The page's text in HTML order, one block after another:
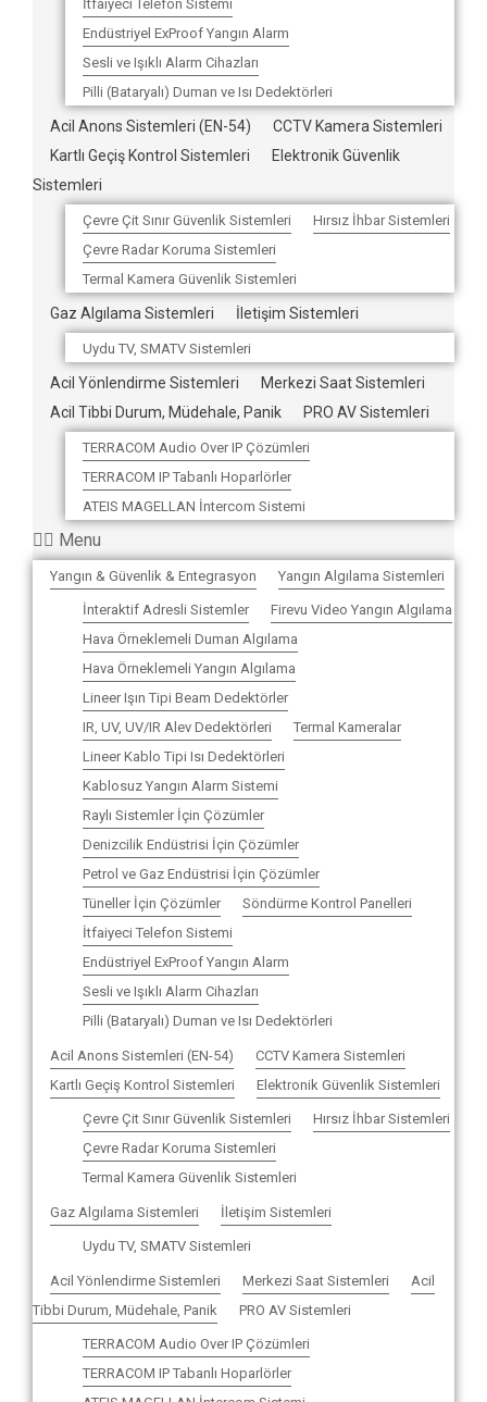
İtfaiyeci Telefon Sistemi
Endüstriyel ExProof Yangın Alarm
Sesli ve Işıklı Alarm Cihazları
Pilli (Bataryalı) Duman ve Isı Dedektörleri
Acil Anons Sistemleri (EN-54)
CCTV Kamera Sistemleri
Kartlı Geçiş Kontrol Sistemleri
Elektronik Güvenlik
Sistemleri
Çevre Çit Sınır Güvenlik Sistemleri
Hırsız İhbar Sistemleri
Çevre Radar Koruma Sistemleri
Termal Kamera Güvenlik Sistemleri
Gaz Algılama Sistemleri İletişim Sistemleri
Uydu TV, SMATV Sistemleri
Acil Yönlendirme Sistemleri
Merkezi Saat Sistemleri
Acil Tibbi Durum, Müdehale, Panik
PRO AV Sistemleri
TERRACOM Audio Over IP Çözümleri
TERRACOM IP Tabanlı Hoparlörler
ATEIS MAGELLAN İntercom Sistemi
Menu
Yangın & Güvenlik & Entegrasyon Yangın Algılama Sistemleri
İnteraktif Adresli Sistemler
Firevu Video Yangın Algılama
Hava Örneklemeli Duman Algılama
Hava Örneklemeli Yangın Algılama
Lineer Işın Tipi Beam Dedektörler
IR, UV, UV/IR Alev Dedektörleri
Termal Kameralar
Lineer Kablo Tipi Isı Dedektörleri
Kablosuz Yangın Alarm Sistemi
Raylı Sistemler İçin Çözümler
Denizcilik Endüstrisi İçin Çözümler
Petrol ve Gaz Endüstrisi İçin Çözümler
Tüneller İçin Çözümler
Söndürme Kontrol Panelleri
İtfaiyeci Telefon Sistemi
Endüstriyel ExProof Yangın Alarm
Sesli ve Işıklı Alarm Cihazları
Pilli (Bataryalı) Duman ve Isı Dedektörleri
Acil Anons Sistemleri (EN-54)
CCTV Kamera Sistemleri
Kartlı Geçiş Kontrol Sistemleri
Elektronik Güvenlik Sistemleri
Çevre Çit Sınır Güvenlik Sistemleri
Hırsız İhbar Sistemleri
Çevre Radar Koruma Sistemleri
Termal Kamera Güvenlik Sistemleri
Gaz Algılama Sistemleri İletişim Sistemleri
Uydu TV, SMATV Sistemleri
Acil Yönlendirme Sistemleri Merkezi Saat Sistemleri
Acil
Tibbi Durum, Müdehale, Panik
PRO AV Sistemleri
TERRACOM Audio Over IP Çözümleri
TERRACOM IP Tabanlı Hoparlörler